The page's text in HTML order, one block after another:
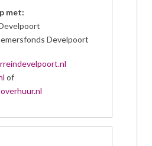
met:
Develpoort
of